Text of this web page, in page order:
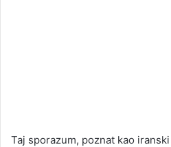
Taj sporazum, poznat kao